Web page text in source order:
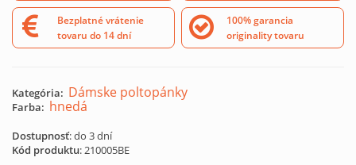
Bezplatné vrátenie
tovaru do 14 dní
100% garancia
originality tovaru
Kategória: Dámske poltopánky
Farba: hnedá
Dostupnosť: do 3 dní
Kód produktu:210005BE